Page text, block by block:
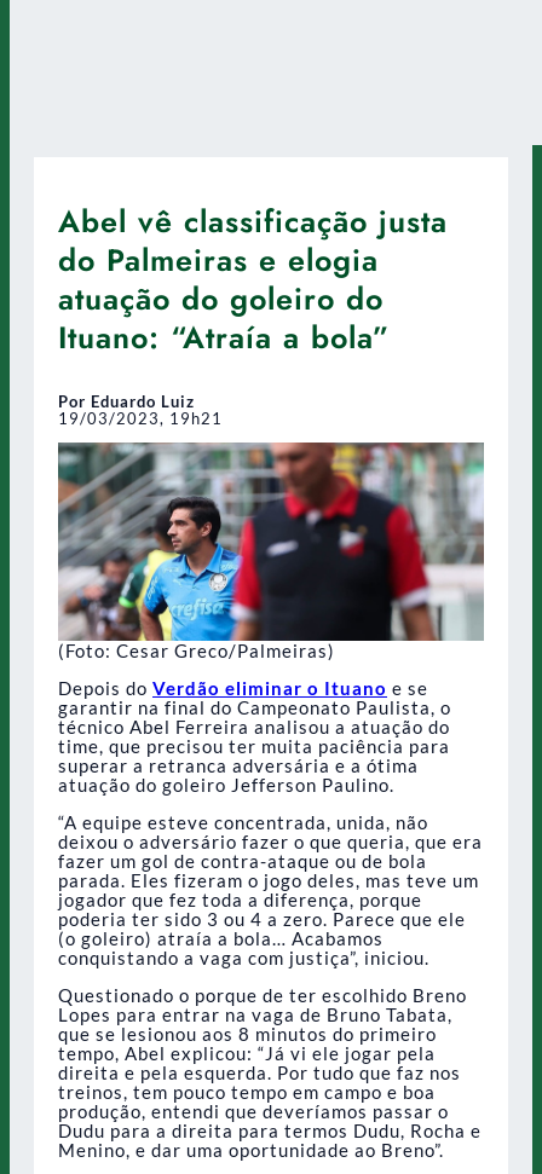
Abel vê classificação justa
do Palmeiras e elogia
atuação do goleiro do
Ituano: “Atraía a bola”
Por Eduardo Luiz
19/03/2023, 19h21
(Foto: Cesar Greco/Palmeiras)
Depois do Verdão eliminar o Ituano e se
garantir na final do Campeonato Paulista, o
técnico Abel Ferreira analisou a atuação do
time, que precisou ter muita paciência para
superar a retranca adversária e a ótima
atuação do goleiro Jefferson Paulino.
“A equipe esteve concentrada, unida, não
deixou o adversário fazer o que queria, que era
fazer um gol de contra-ataque ou de bola
parada. Eles fizeram o jogo deles, mas teve um
jogador que fez toda a diferença, porque
poderia ter sido 3 ou 4 a zero. Parece que ele
(o goleiro) atraía a bola… Acabamos
conquistando a vaga com justiça”, iniciou.
Questionado o porque de ter escolhido Breno
Lopes para entrar na vaga de Bruno Tabata,
que se lesionou aos 8 minutos do primeiro
tempo, Abel explicou: “Já vi ele jogar pela
direita e pela esquerda. Por tudo que faz nos
treinos, tem pouco tempo em campo e boa
produção, entendi que deveríamos passar o
Dudu para a direita para termos Dudu, Rocha e
Menino, e dar uma oportunidade ao Breno”.